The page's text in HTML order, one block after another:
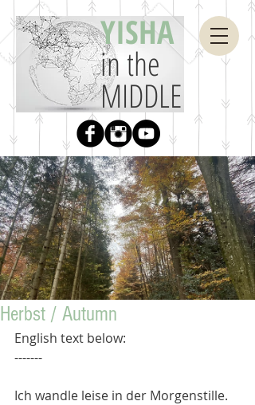
YISHA
in the
MIDDLE
Herbst / Autumn
English text below:
-------
Ich wandle leise in der Morgenstille.